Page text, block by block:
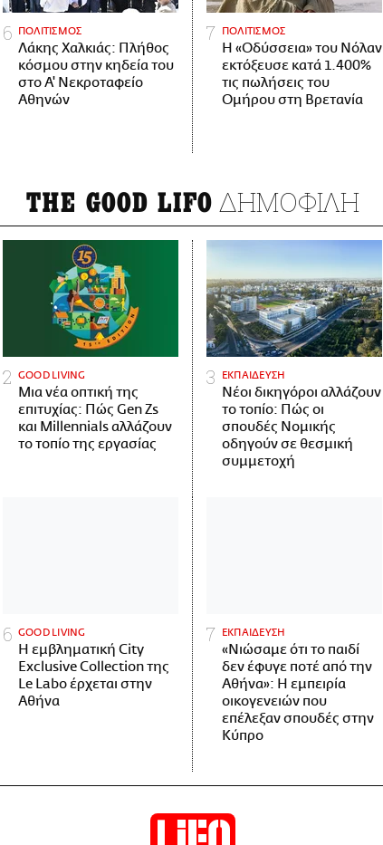
ΠΟΛΙΤΙΣΜΟΣ
Λάκης Χαλκιάς: Πλήθος
κόσμου στην κηδεία του
στο Α' Νεκροταφείο
Αθηνών
ΠΟΛΙΤΙΣΜΟΣ
Η «Οδύσσεια» του Νόλαν
εκτόξευσε κατά 1.400%
τις πωλήσεις του
Ομήρου στη Βρετανία
THE GOOD LIFO ΔΗΜΟΦΙΛΗ
GOOD LIVING
Μια νέα οπτική της
επιτυχίας: Πώς Gen Zs
και Millennials αλλάζουν
το τοπίο της εργασίας
ΕΚΠΑΙΔΕΥΣΗ
Νέοι δικηγόροι αλλάζουν
το τοπίο: Πώς οι
σπουδές Νομικής
οδηγούν σε θεσμική
συμμετοχή
GOOD LIVING
Η εμβληματική City
Exclusive Collection της
Le Labo έρχεται στην
Αθήνα
ΕΚΠΑΙΔΕΥΣΗ
«Νιώσαμε ότι το παιδί
δεν έφυγε ποτέ από την
Αθήνα»: Η εμπειρία
οικογενειών που
επέλεξαν σπουδές στην
Κύπρο